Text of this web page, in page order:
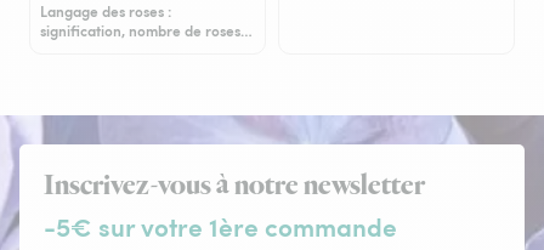
Langage des roses :
signification, nombre de roses…
Inscrivez-vous à notre newsletter
-5€ sur votre 1ère commande